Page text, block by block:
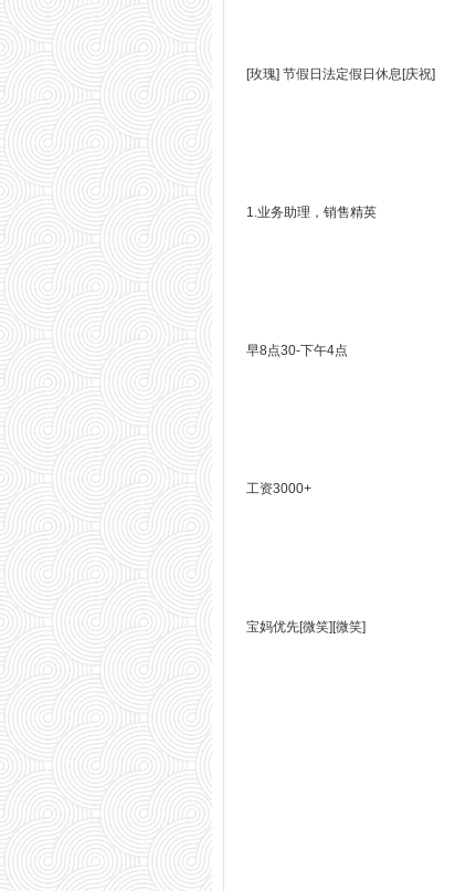
[玫瑰] 节假日法定假日休息[庆祝]
1.业务助理，销售精英
早8点30-下午4点
工资3000+
宝妈优先[微笑][微笑]